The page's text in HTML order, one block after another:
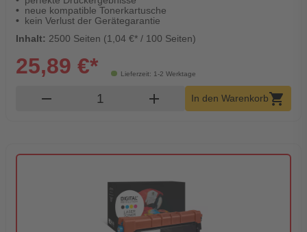
neue kompatible Tonerkartusche
kein Verlust der Gerätegarantie
Inhalt: 2500 Seiten (1,04 €* / 100 Seiten)
Lieferzeit: 1-2 Werktage
25,89 €*
remove Produkt Warenkorb Menge
add In den Warenkorbshopping_cart